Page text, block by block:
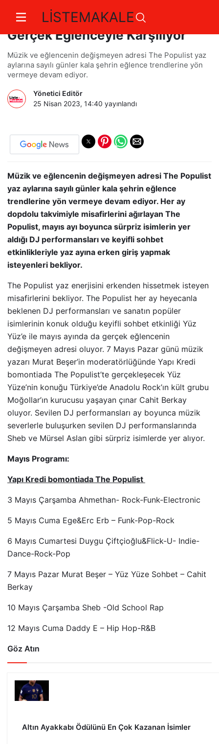
LİSTEMAKALE
The Populist Yaz Enerjisini
Gerçek Eğlenceyle Karşılıyor
Müzik ve eğlencenin değişmeyen adresi The Populist yaz
aylarına sayılı günler kala şehrin eğlence trendlerine yön
vermeye devam ediyor.
Yönetici Editör
25 Nisan 2023, 14:40 yayınlandı
Müzik ve eğlencenin değişmeyen adresi The Populist
yaz aylarına sayılı günler kala şehrin eğlence
trendlerine yön vermeye devam ediyor. Her ay
dopdolu takvimiyle misafirlerini ağırlayan The
Populist, mayıs ayı boyunca sürpriz isimlerin yer
aldığı DJ performansları ve keyifli sohbet
etkinlikleriyle yaz ayına erken giriş yapmak
isteyenleri bekliyor.
The Populist yaz enerjisini erkenden hissetmek isteyen
misafirlerini bekliyor. The Populist her ay heyecanla
beklenen DJ performansları ve sanatın popüler
isimlerinin konuk olduğu keyifli sohbet etkinliği Yüz
Yüz’e ile mayıs ayında da gerçek eğlencenin
değişmeyen adresi oluyor. 7 Mayıs Pazar günü müzik
yazarı Murat Beşer’in moderatörlüğünde Yapı Kredi
bomontiada The Populist’te gerçekleşecek Yüz
Yüze’nin konuğu Türkiye’de Anadolu Rock’ın kült grubu
Moğollar’ın kurucusu yaşayan çınar Cahit Berkay
oluyor. Sevilen DJ performansları ay boyunca müzik
severlerle buluşurken sevilen DJ performanslarında
Sheb ve Mürsel Aslan gibi sürpriz isimlerde yer alıyor.
Mayıs Programı:
Yapı Kredi bomontiada The Populist
3 Mayıs Çarşamba Ahmethan- Rock-Funk-Electronic
5 Mayıs Cuma Ege&Erc Erb – Funk-Pop-Rock
6 Mayıs Cumartesi Duygu Çiftçioğlu&Flick-U- Indie-
Dance-Rock-Pop
7 Mayıs Pazar Murat Beşer – Yüz Yüze Sohbet – Cahit
Berkay
10 Mayıs Çarşamba Sheb -Old School Rap
12 Mayıs Cuma Daddy E – Hip Hop-R&B
Göz Atın
Altın Ayakkabı Ödülünü En Çok Kazanan İsimler